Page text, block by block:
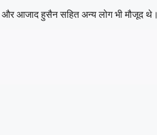
और आजाद हुसैन सहित अन्य लोग भी मौजूद थे।